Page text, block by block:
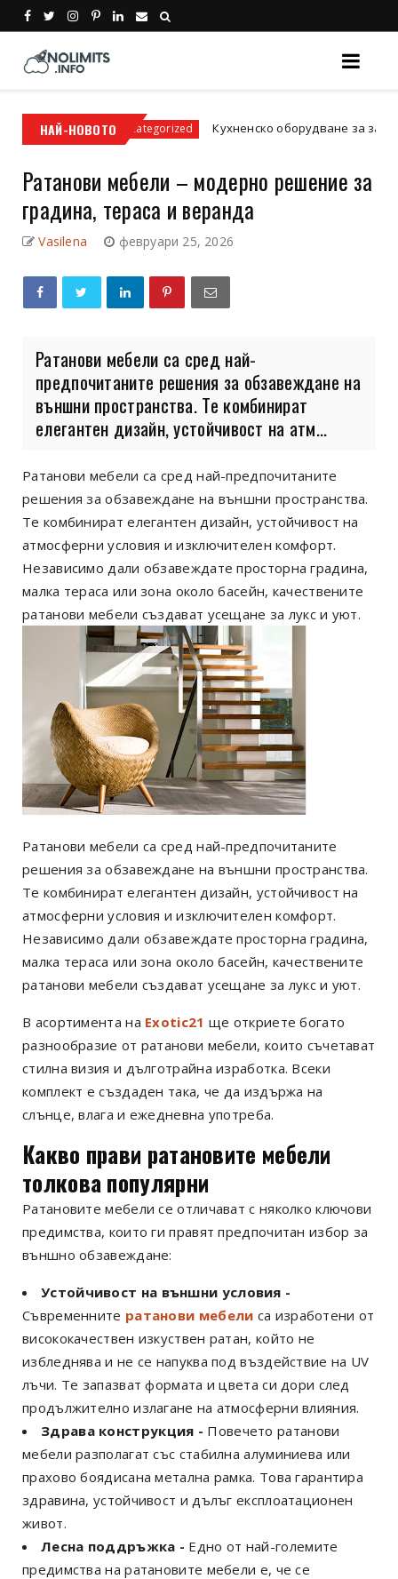
НАЙ-НОВОТО
Uncategorized Кухненско оборудване за заведение:
Ратанови мебели – модерно решение за
градина, тераса и веранда
Vasilena февруари 25, 2026
Ратанови мебели са сред най-
предпочитаните решения за обзавеждане на
външни пространства. Те комбинират
елегантен дизайн, устойчивост на атм...
Ратанови мебели са сред най-предпочитаните
решения за обзавеждане на външни пространства.
Те комбинират елегантен дизайн, устойчивост на
атмосферни условия и изключителен комфорт.
Независимо дали обзавеждате просторна градина,
малка тераса или зона около басейн, качествените
ратанови мебели създават усещане за лукс и уют.
Ратанови мебели са сред най-предпочитаните
решения за обзавеждане на външни пространства.
Те комбинират елегантен дизайн, устойчивост на
атмосферни условия и изключителен комфорт.
Независимо дали обзавеждате просторна градина,
малка тераса или зона около басейн, качествените
ратанови мебели създават усещане за лукс и уют.
В асортимента на Exotic21 ще откриете богато
разнообразие от ратанови мебели, които съчетават
стилна визия и дълготрайна изработка. Всеки
комплект е създаден така, че да издържа на
слънце, влага и ежедневна употреба.
Какво прави ратановите мебели
толкова популярни
Ратановите мебели се отличават с няколко ключови
предимства, които ги правят предпочитан избор за
външно обзавеждане:
Устойчивост на външни условия -
Съвременните ратанови мебели са изработени от
висококачествен изкуствен ратан, който не
избледнява и не се напуква под въздействие на UV
лъчи. Те запазват формата и цвета си дори след
продължително излагане на атмосферни влияния.
Здрава конструкция - Повечето ратанови
мебели разполагат със стабилна алуминиева или
прахово боядисана метална рамка. Това гарантира
здравина, устойчивост и дълъг експлоатационен
живот.
Лесна поддръжка - Едно от най-големите
предимства на ратановите мебели е, че се